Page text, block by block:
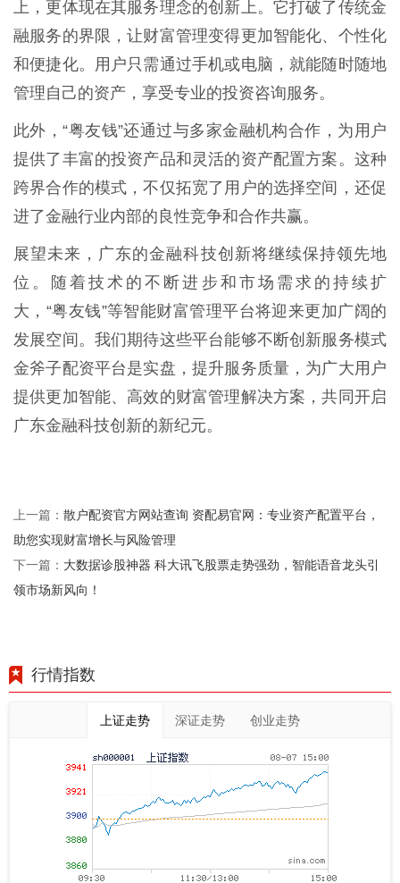
上，更体现在其服务理念的创新上。它打破了传统金
融服务的界限，让财富管理变得更加智能化、个性化
和便捷化。用户只需通过手机或电脑，就能随时随地
管理自己的资产，享受专业的投资咨询服务。
此外，“粤友钱”还通过与多家金融机构合作，为用户
提供了丰富的投资产品和灵活的资产配置方案。这种
跨界合作的模式，不仅拓宽了用户的选择空间，还促
进了金融行业内部的良性竞争和合作共赢。
展望未来，广东的金融科技创新将继续保持领先地
位。随着技术的不断进步和市场需求的持续扩
大，“粤友钱”等智能财富管理平台将迎来更加广阔的
发展空间。我们期待这些平台能够不断创新服务模式
金斧子配资平台是实盘，提升服务质量，为广大用户
提供更加智能、高效的财富管理解决方案，共同开启
广东金融科技创新的新纪元。
上一篇： 散户配资官方网站查询 资配易官网：专业资产配置平台，
助您实现财富增长与风险管理
下一篇： 大数据诊股神器 科大讯飞股票走势强劲，智能语音龙头引
领市场新风向！
行情指数
上证走势 深证走势 创业走势